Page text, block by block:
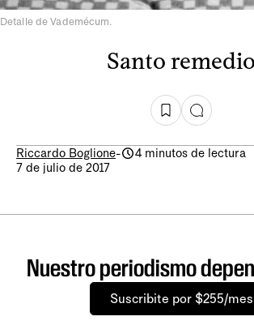
Detalle de Vademécum.
Santo remedio
Riccardo Boglione-
4 minutos de lectura
7 de julio de 2017
Nuestro periodismo
Suscribite por $255/mes